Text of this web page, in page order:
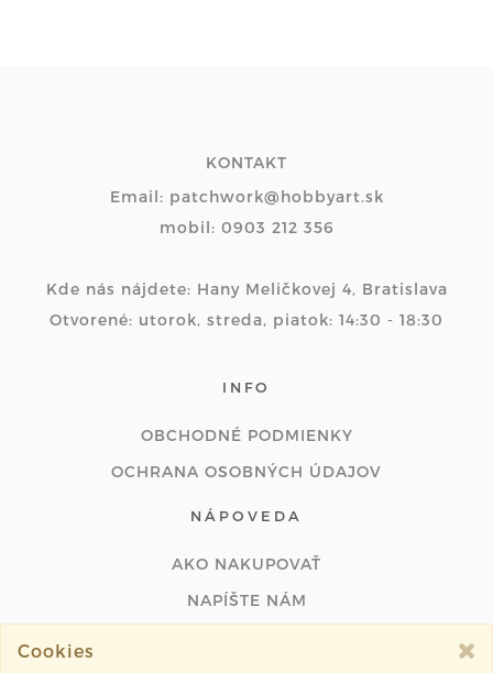
KONTAKT
Email: patchwork@hobbyart.sk
mobil: 0903 212 356
Kde nás nájdete: Hany Meličkovej 4, Bratislava
Otvorené: utorok, streda, piatok: 14:30 - 18:30
INFO
OBCHODNÉ PODMIENKY
OCHRANA OSOBNÝCH ÚDAJOV
NÁPOVEDA
AKO NAKUPOVAŤ
NAPÍŠTE NÁM
Cookies